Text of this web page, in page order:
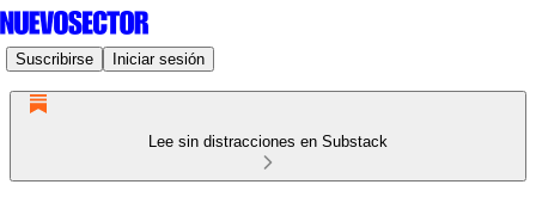
Suscribirse Iniciar sesión
Lee sin distracciones en Substack